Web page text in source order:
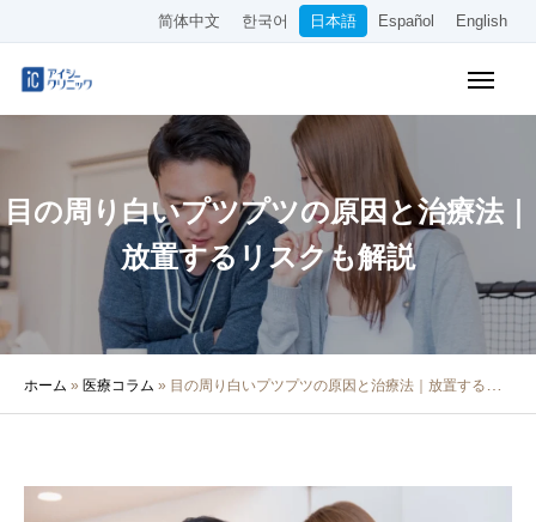
简体中文 한국어 日本語 Español English
目の周り白いプツプツの原因と治療法｜
放置するリスクも解説
ホーム » 医療コラム » 目の周り白いプツプツの原因と治療法｜放置するリスクも解説
アクセス
クリニック紹介
院長・医師の紹介